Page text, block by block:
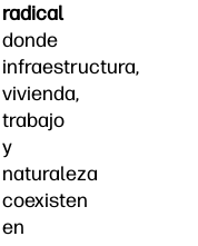
radical
donde
infraestructura,
vivienda,
trabajo
y
naturaleza
coexisten
en